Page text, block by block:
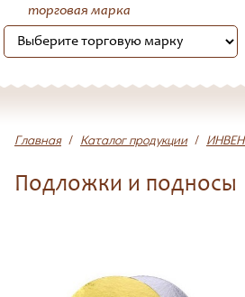
торговая марка
Главная / Каталог продукции /
Подложки и подносы